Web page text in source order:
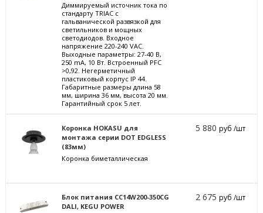
Диммируемый источник тока по
стандарту TRIAC с
гальванической развязкой для
светильников и мощных
светодиодов. Входное
напряжение 220-240 VAC.
Выходные параметры: 27-40 В,
250 mА, 10 Вт. Встроенный PFC
>0,92. Негерметичный
пластиковый корпус IP 44.
Габаритные размеры длина 58
мм, ширина 36 мм, высота 20 мм.
Гарантийный срок 5 лет.
Коронка HOKASU для
монтажа серии DOT EDGLESS
(83мм)
Коронка биметаллическая
5 880руб /шт
Блок питания CC14W200-350CG
DALI, KEGU POWER
2 675руб /шт